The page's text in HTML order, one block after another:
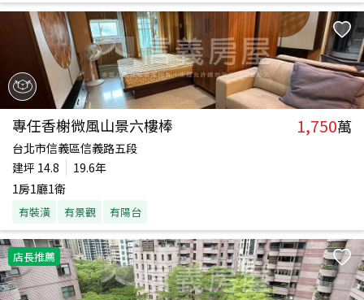
專任香榭微風山景六樓棒 1,750萬
台北市信義區信義路五段
建坪 14.8
19.6年
1房1廳1衛
有裝潢 有景觀 有陽台
店長推薦